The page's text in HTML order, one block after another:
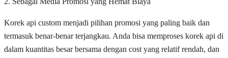
Korek api custom menjadi pilihan promosi yang paling baik dan
termasuk benar-benar terjangkau. Anda bisa memproses korek api di
dalam kuantitas besar bersama dengan cost yang relatif rendah, dan